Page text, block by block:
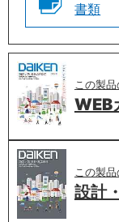
書類
この製
WEB
この製
設計